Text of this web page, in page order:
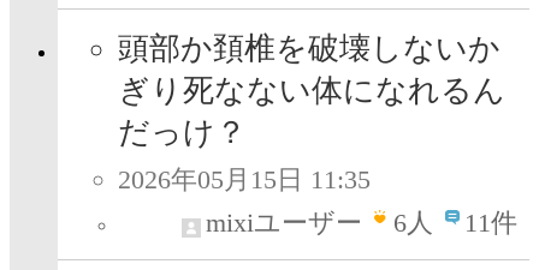
頭部か頚椎を破壊しないか
ぎり死なない体になれるん
だっけ？
2026年05月15日 11:35
mixiユーザー
6人 11件